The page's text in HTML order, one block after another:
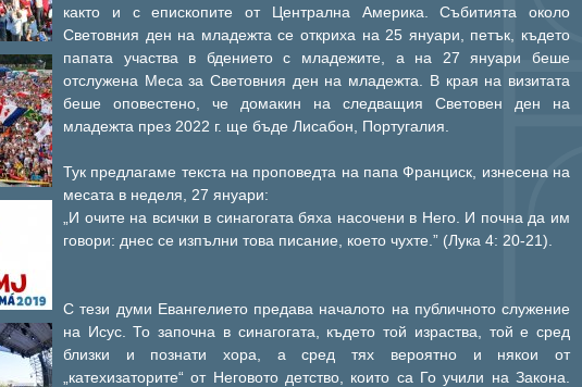
както и с епископите от Централна Америка. Събитията около
Световния ден на младежта се откриха на 25 януари, петък, където
папата участва в бдението с младежите, а на 27 януари беше
отслужена Меса за Световния ден на младежта. В края на визитата
беше оповестено, че домакин на следващия Световен ден на
младежта през 2022 г. ще бъде Лисабон, Португалия.
Тук предлагаме текста на проповедта на папа Франциск, изнесена на
месата в неделя, 27 януари:
„И очите на всички в синагогата бяха насочени в Него. И почна да им
говори: днес се изпълни това писание, което чухте.” (Лука 4: 20-21).
С тези думи Евангелието предава началото на публичното служение
на Исус. То започна в синагогата, където той израства, той е сред
близки и познати хора, а сред тях вероятно и някои от
„катехизаторите“ от Неговото детство, които са Го учили на Закона.